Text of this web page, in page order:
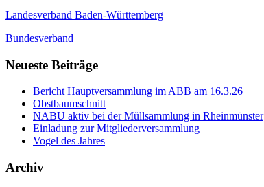
Landesverband Baden-Württemberg
Bundesverband
Neueste Beiträge
Bericht Hauptversammlung im ABB am 16.3.26
Obstbaumschnitt
NABU aktiv bei der Müllsammlung in Rheinmünster
Einladung zur Mitgliederversammlung
Vogel des Jahres
Archiv